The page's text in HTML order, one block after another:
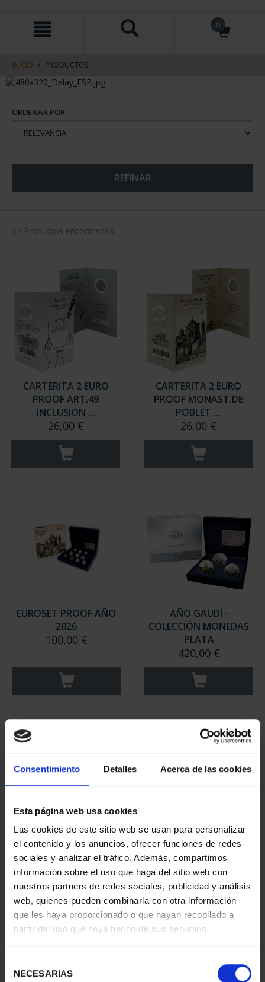
Consentimiento Detalles Acerca de las cookies
Esta página web usa cookies
Las cookies de este sitio web se usan para personalizar
el contenido y los anuncios, ofrecer funciones de redes
sociales y analizar el tráfico. Además, compartimos
información sobre el uso que haga del sitio web con
nuestros partners de redes sociales, publicidad y análisis
web, quienes pueden combinarla con otra información
que les haya proporcionado o que hayan recopilado a
partir del uso que haya hecho de sus servicios.
NECESARIAS
contenido
navegacin
0
INICIO PRODUCTOS
ORDENAR POR:
REFINAR
12 Productos encontrados
CARTERITA 2 EURO
PROOF ART.49
INCLUSION ...
26,00 €
CARTERITA 2 EURO
PROOF MONAST.DE
POBLET ...
26,00 €
EUROSET PROOF AÑO
2026
100,00 €
AÑO GAUDÍ -
COLECCIÓN MONEDAS
PLATA
420,00 €
AÑO GAUDÍ - PARQUE
GÜELL 2 ESCUDOS
1.245,00 €
AÑO GAUDÍ - CASA
MILÁ 8 REALES
140,00 €